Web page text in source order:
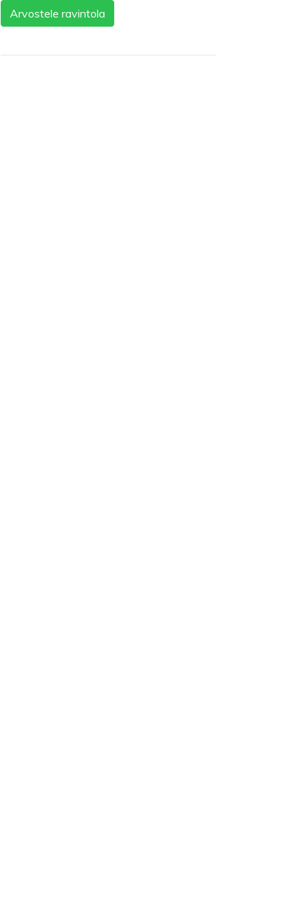
Arvostele ravintola